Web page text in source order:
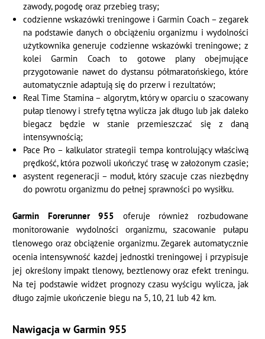
zawody, pogodę oraz przebieg trasy;
codzienne wskazówki treningowe i Garmin Coach – zegarek
na podstawie danych o obciążeniu organizmu i wydolności
użytkownika generuje codzienne wskazówki treningowe; z
kolei Garmin Coach to gotowe plany obejmujące
przygotowanie nawet do dystansu półmaratońskiego, które
automatycznie adaptują się do przerw i rezultatów;
Real Time Stamina – algorytm, który w oparciu o szacowany
pułap tlenowy i strefy tętna wylicza jak długo lub jak daleko
biegacz będzie w stanie przemieszczać się z daną
intensywnością;
Pace Pro – kalkulator strategii tempa kontrolujący właściwą
prędkość, która pozwoli ukończyć trasę w założonym czasie;
asystent regeneracji – moduł, który szacuje czas niezbędny
do powrotu organizmu do pełnej sprawności po wysiłku.
Garmin Forerunner 955 oferuje również rozbudowane
monitorowanie wydolności organizmu, szacowanie pułapu
tlenowego oraz obciążenie organizmu. Zegarek automatycznie
ocenia intensywność każdej jednostki treningowej i przypisuje
jej określony impakt tlenowy, beztlenowy oraz efekt treningu.
Na tej podstawie widżet prognozy czasu wyścigu wylicza, jak
długo zajmie ukończenie biegu na 5, 10, 21 lub 42 km.
Nawigacja w Garmin 955